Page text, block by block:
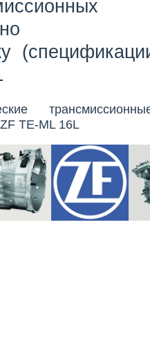
TE-ML 16L